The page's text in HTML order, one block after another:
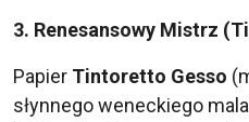
3. Renesansowy Mistrz
Papier Tintoretto Gesso
słynnego weneckiego